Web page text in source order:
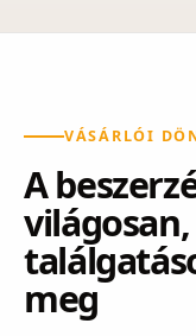
VÁSÁRLÓI
A
meg